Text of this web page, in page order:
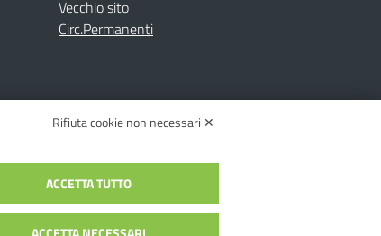
Vecchio sito
Circ.Permanenti
| Codice Univoco: UFYI9M
Rifiuta cookie non necessari ✕
ACCETTA TUTTO